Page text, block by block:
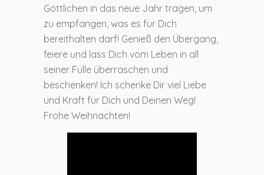
Göttlichen in das neue Jahr tragen, um
zu empfangen, was es für Dich
bereithalten darf! Genieß den Übergang,
feiere und lass Dich vom Leben in all
seiner Fülle überraschen und
beschenken! Ich schenke Dir viel Liebe
und Kraft für Dich und Deinen Weg!
Frohe Weihnachten!